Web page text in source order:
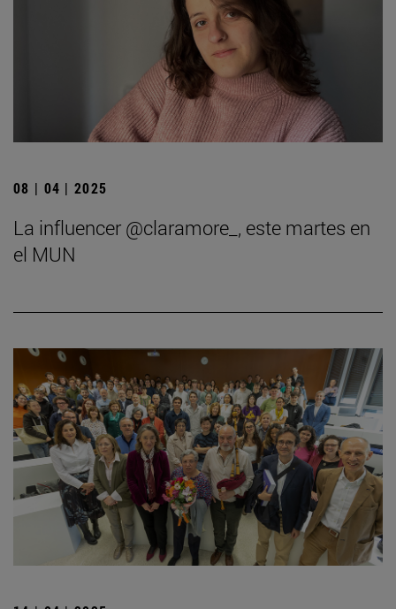
08 | 04 | 2025
La influencer @claramore_, este martes en
el MUN